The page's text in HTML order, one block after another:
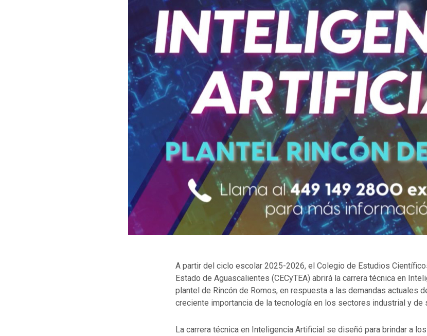
A partir del ciclo escolar 2025-2026, el Colegio de Estudios
Estado de Aguascalientes (CECyTEA) abrirá la carrera técnica en
plantel de Rincón de Romos, en respuesta a las demandas actuales
creciente importancia de la tecnología en los sectores industrial y de
La carrera técnica en Inteligencia Artificial se diseñó para brindar a